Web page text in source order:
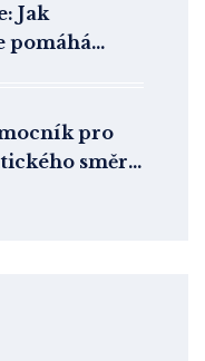
Jak
pomáhá
pro
směru